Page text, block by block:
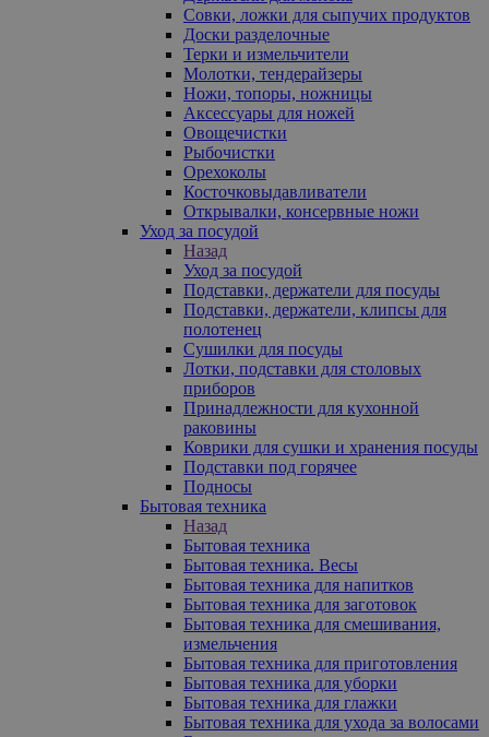
Совки, ложки для сыпучих продуктов
Доски разделочные
Терки и измельчители
Молотки, тендерайзеры
Ножи, топоры, ножницы
Аксессуары для ножей
Овощечистки
Рыбочистки
Орехоколы
Косточковыдавливатели
Открывалки, консервные ножи
Уход за посудой
Назад
Уход за посудой
Подставки, держатели для посуды
Подставки, держатели, клипсы для
полотенец
Сушилки для посуды
Лотки, подставки для столовых
приборов
Принадлежности для кухонной
раковины
Коврики для сушки и хранения посуды
Подставки под горячее
Подносы
Бытовая техника
Назад
Бытовая техника
Бытовая техника. Весы
Бытовая техника для напитков
Бытовая техника для заготовок
Бытовая техника для смешивания,
измельчения
Бытовая техника для приготовления
Бытовая техника для уборки
Бытовая техника для глажки
Бытовая техника для ухода за волосами